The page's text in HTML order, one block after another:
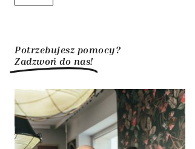
Potrzebujesz pomocy?
Zadzwoń do nas!